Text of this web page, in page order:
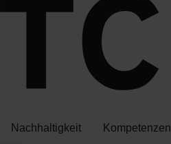
Nachhaltigkeit Kompetenzen